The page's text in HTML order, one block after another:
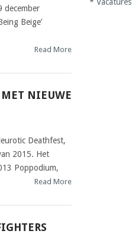
december
Beige’
Read More
NIEUWE
Deathfest,
2015. Het
Poppodium,
Read More